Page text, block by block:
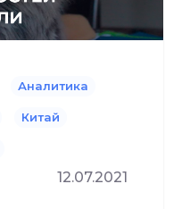
Аналитика
Китай
12.07.2021